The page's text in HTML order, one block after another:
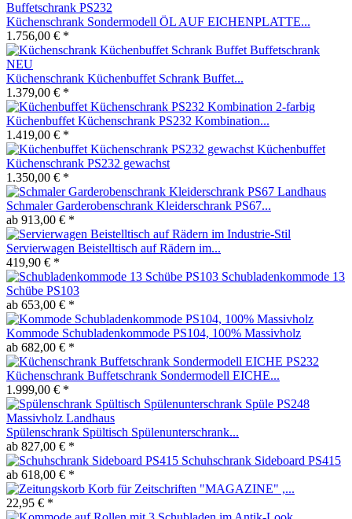
Küchenschrank Sondermodell ÖL AUF EICHENPLATTE...
1.756,00 € *
Küchenschrank Küchenbuffet Schrank Buffet...
1.379,00 € *
Küchenbuffet Küchenschrank PS232 Kombination...
1.419,00 € *
Küchenbuffet
Küchenschrank PS232 gewachst
1.350,00 € *
Schmaler Garderobenschrank Kleiderschrank PS67...
ab 913,00 € *
Servierwagen Beistelltisch auf Rädern im...
419,90 € *
Schubladenkommode 13
Schübe PS103
ab 653,00 € *
Kommode Schubladenkommode PS104, 100% Massivholz
ab 682,00 € *
Küchenschrank Buffetschrank Sondermodell EICHE...
1.999,00 € *
Spülenschrank Spültisch Spülenunterschrank...
ab 827,00 € *
Schuhschrank Sideboard PS415
ab 618,00 € *
Korb für Zeitschriften "MAGAZINE" ,...
22,95 € *